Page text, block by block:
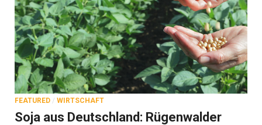
FEATURED / WIRTSCHAFT
Soja aus Deutschland: Rügenwalder